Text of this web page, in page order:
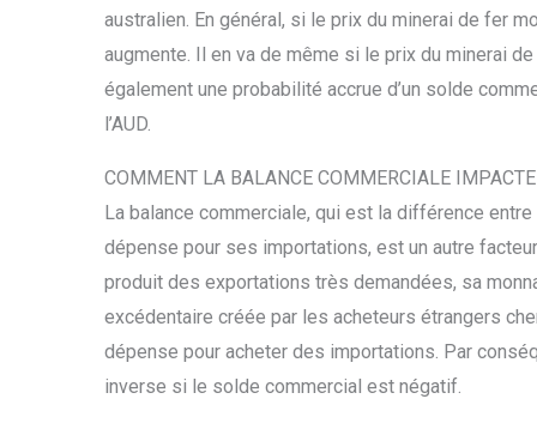
australien. En général, si le prix du minerai de fer
augmente. Il en va de même si le prix du minerai
également une probabilité accrue d’un solde
l’AUD.
COMMENT LA BALANCE COMMERCIALE
La balance commerciale, qui est la différence
dépense pour ses importations, est un autre
produit des exportations très demandées, sa
excédentaire créée par les acheteurs étrangers
dépense pour acheter des importations. Par
inverse si le solde commercial est négatif.